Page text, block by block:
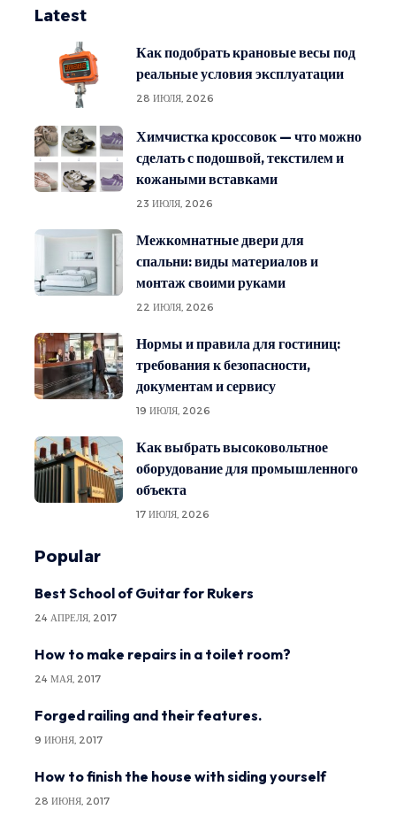
Latest
Как подобрать крановые весы под
реальные условия эксплуатации
28 ИЮЛЯ, 2026
Химчистка кроссовок — что можно
сделать с подошвой, текстилем и
кожаными вставками
23 ИЮЛЯ, 2026
Межкомнатные двери для
спальни: виды материалов и
монтаж своими руками
22 ИЮЛЯ, 2026
Нормы и правила для гостиниц:
требования к безопасности,
документам и сервису
19 ИЮЛЯ, 2026
Как выбрать высоковольтное
оборудование для промышленного
объекта
17 ИЮЛЯ, 2026
Popular
Best School of Guitar for Rukers
24 АПРЕЛЯ, 2017
How to make repairs in a toilet room?
24 МАЯ, 2017
Forged railing and their features.
9 ИЮНЯ, 2017
How to finish the house with siding yourself
28 ИЮНЯ, 2017